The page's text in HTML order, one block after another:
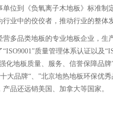
位到《负氧离子木地板》标准制
业中的佼佼者，推动行业的整体
多品类地板的专业地板企业，
质量管理体系认证以及
地板质量、服务、信誉保障品牌
大品牌“、”北京地热地板环保优
品还远销美国、加拿大等国家。